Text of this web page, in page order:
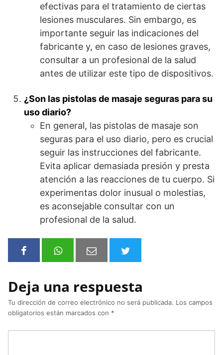
efectivas para el tratamiento de ciertas
lesiones musculares. Sin embargo, es
importante seguir las indicaciones del
fabricante y, en caso de lesiones graves,
consultar a un profesional de la salud
antes de utilizar este tipo de dispositivos.
¿Son las pistolas de masaje seguras para su
uso diario?
En general, las pistolas de masaje son
seguras para el uso diario, pero es crucial
seguir las instrucciones del fabricante.
Evita aplicar demasiada presión y presta
atención a las reacciones de tu cuerpo. Si
experimentas dolor inusual o molestias,
es aconsejable consultar con un
profesional de la salud.
Deja una respuesta
Tu dirección de correo electrónico no será publicada. Los campos
obligatorios están marcados con *